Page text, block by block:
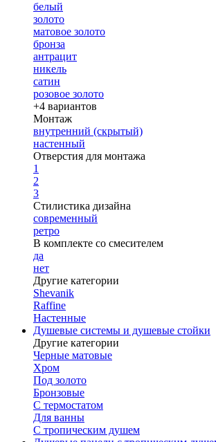
белый
золото
матовое золото
бронза
антрацит
никель
сатин
розовое золото
+4 вариантов
Монтаж
внутренний (скрытый)
настенный
Отверстия для монтажа
1
2
3
Стилистика дизайна
современный
ретро
В комплекте со смесителем
да
нет
Другие категории
Shevanik
Raffine
Настенные
Душевые системы и душевые стойки
Другие категории
Черные матовые
Хром
Под золото
Бронзовые
С термостатом
Для ванны
С тропическим душем